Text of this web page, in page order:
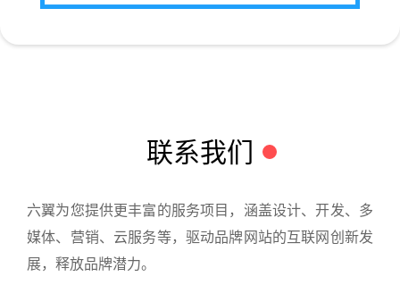
联系我们
六翼为您提供更丰富的服务项目，涵盖设计、开发、多
媒体、营销、云服务等，驱动品牌网站的互联网创新发
展，释放品牌潜力。